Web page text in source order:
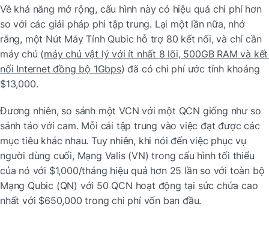
Về khả năng mở rộng, cấu hình này có hiệu quả chi phí hơn
so với các giải pháp phi tập trung. Lại một lần nữa, nhớ
rằng, một Nút Máy Tính Qubic hỗ trợ 80 kết nối, và chỉ cần
máy chủ (máy chủ vật lý với ít nhất 8 lõi, 500GB RAM và kết
nối Internet đồng bộ 1Gbps) đã có chi phí ước tính khoảng
$13,000.
Đương nhiên, so sánh một VCN với một QCN giống như so
sánh táo với cam. Mỗi cái tập trung vào việc đạt được các
mục tiêu khác nhau. Tuy nhiên, khi nói đến việc phục vụ
người dùng cuối, Mạng Valis (VN) trong cấu hình tối thiểu
của nó với $1,000/tháng hiệu quả hơn 25 lần so với toàn bộ
Mạng Qubic (QN) với 50 QCN hoạt động tại sức chứa cao
nhất với $650,000 trong chi phí vốn ban đầu.